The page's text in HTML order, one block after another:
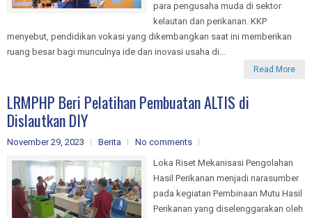
para pengusaha muda di sektor
kelautan dan perikanan. KKP
menyebut, pendidikan vokasi yang dikembangkan saat ini memberikan
ruang besar bagi munculnya ide dan inovasi usaha di...
Read More
LRMPHP Beri Pelatihan Pembuatan ALTIS di
Dislautkan DIY
November 29, 2023 Berita
No comments
Loka Riset Mekanisasi Pengolahan
Hasil Perikanan menjadi narasumber
pada kegiatan Pembinaan Mutu Hasil
Perikanan yang diselenggarakan oleh